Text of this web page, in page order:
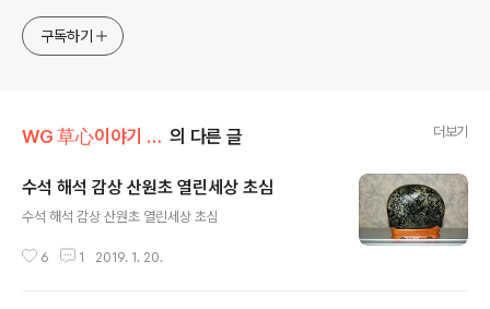
구독하기
WG 草心이야기 006 의 다른 글 더보기
수석 해석 감상 산원초 열린세상 초심
수석 해석 감상 산원초 열린세상 초심
6 1 2019. 1. 20.